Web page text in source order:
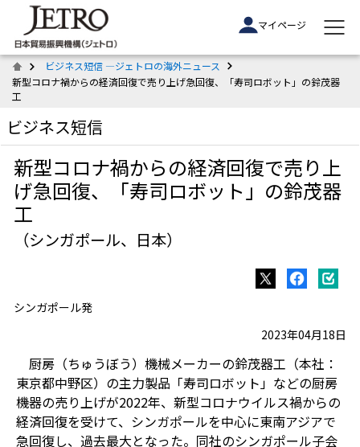
マイページ
ビジネス短信 ―ジェトロの海外ニュース
新型コロナ禍からの経済回復で売り上げ急回復、「寿司ロボット」の鈴茂器
工
ビジネス短信
新型コロナ禍からの経済回復で売り上
げ急回復、「寿司ロボット」の鈴茂器
工
（シンガポール、日本）
シンガポール発
2023年04月18日
厨房（ちゅうぼう）機械メーカーの鈴茂器工（本社：
東京都中野区）の主力製品「寿司ロボット」などの厨房
機器の売り上げが2022年、新型コロナウイルス禍からの
経済回復を受けて、シンガポールを中心に東南アジアで
急回復し、過去最大となった。同社のシンガポール子会